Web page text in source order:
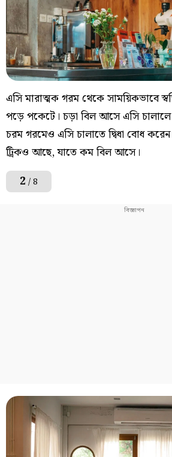
এসি মারাত্মক গরম থেকে সাময়িকভাবে
পড়ে পকেটে। চড়া বিল আসে এসি
চরম গরমেও এসি চালাতে দ্বিধা বোধ
ট্রিকও আছে, যাতে কম বিল আসে।
2 / 8